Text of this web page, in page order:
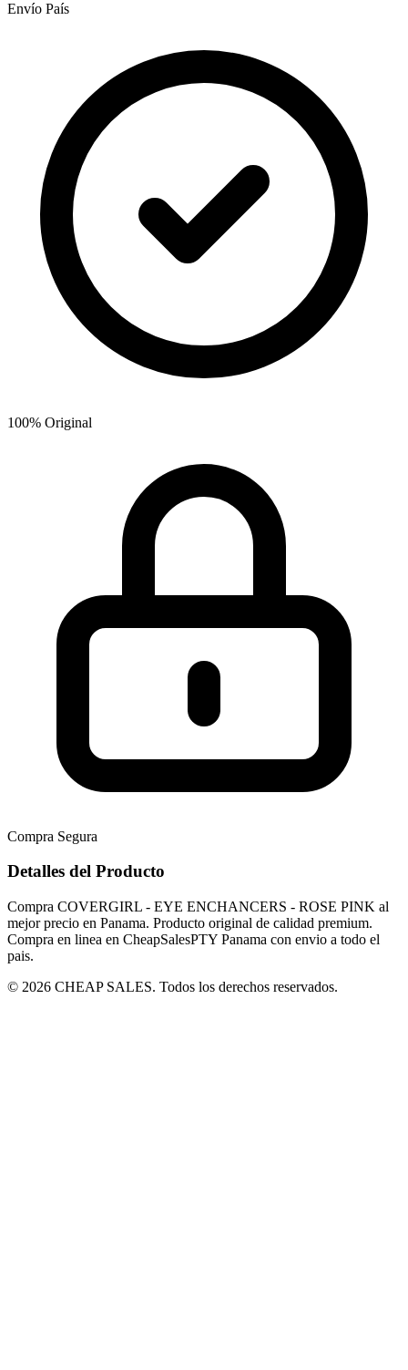
Envío País
100% Original
Compra Segura
Detalles del Producto
Compra COVERGIRL - EYE ENCHANCERS - ROSE PINK al
mejor precio en Panama. Producto original de calidad premium.
Compra en linea en CheapSalesPTY Panama con envio a todo el
pais.
© 2026 CHEAP SALES. Todos los derechos reservados.